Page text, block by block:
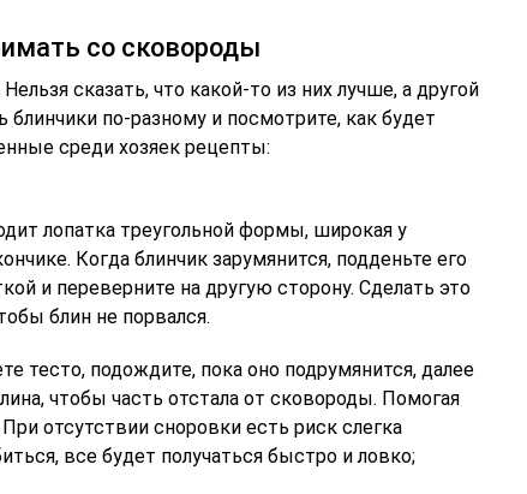
со сковороды
сказать, что какой-то из них лучше, а другой
по-разному и посмотрите, как будет
среди хозяек рецепты:
лопатка треугольной формы, широкая у
Когда блинчик зарумянится, подденьте его
и переверните на другую сторону. Сделать это
блин не порвался.
тесто, подождите, пока оно подрумянится, далее
чтобы часть отстала от сковороды. Помогая
отсутствии сноровки есть риск слегка
все будет получаться быстро и ловко;